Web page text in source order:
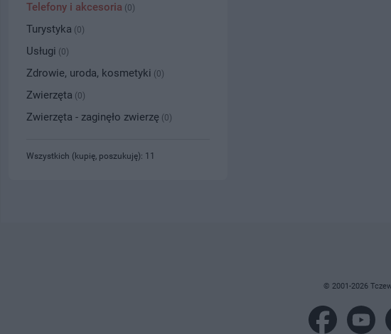
Telefony i akcesoria (0)
Turystyka (0)
Usługi (0)
Zdrowie, uroda, kosmetyki (0)
Zwierzęta (0)
Zwierzęta - zaginęło zwierzę (0)
Wszystkich (kupię, poszukuję): 11
© 2001-2026